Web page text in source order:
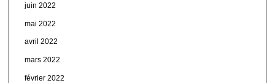
juin 2022
mai 2022
avril 2022
mars 2022
février 2022